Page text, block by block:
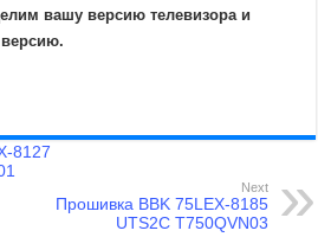
вашу версию телевизора и
8127
Next
Прошивка BBK 75LEX-8185
UTS2C T750QVN03